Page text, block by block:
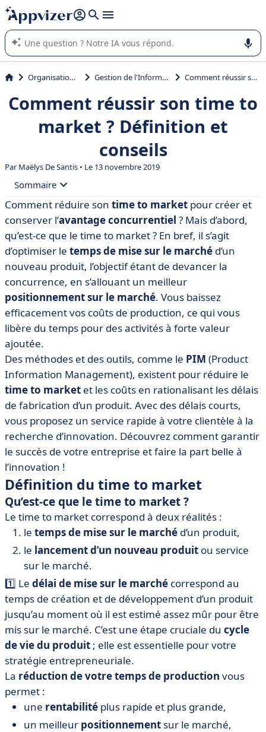
répondre (plusieurs lignes avec
L'IA de Appvizer vous guide dans l'utilisation ou la sélection de
logiciel SaaS en entreprise.
Organisation et planification Gestion de l'Information Produit (GIP ou PIM) Comment réussir son time to market ? Définition et conseils
Comment réussir son time to
market ? Définition et
conseils
ParMaëlys De Santis • Le 13 novembre 2019
Sommaire
• Définition du time to market
• Comment accélérer le time to market ?
• Pourquoi maîtriser l’information produit ?
• Comment réduire le time to market ?
• Quel outil choisir ? Les bénéfices du PIM
• Le time to market, indicateur du succès de votre
Comment réduire son time to market pour créer et
conserver l’avantage concurrentiel ? Mais d’abord,
qu’est-ce que le time to market ? En bref, il s’agit
d’optimiser le temps de mise sur le marché d’un
nouveau produit, l’objectif étant de devancer la
concurrence, en s’allouant un meilleur
positionnement sur le marché. Vous baissez
efficacement vos coûts de production, ce qui vous
libère du temps pour des activités à forte valeur
ajoutée.
Des méthodes et des outils, comme le PIM (Product
Information Management), existent pour réduire le
time to market et les coûts en rationalisant les délais
de fabrication d’un produit. Avec des délais courts,
vous proposez un service rapide à votre clientèle à la
recherche d’innovation. Découvrez comment garantir
le succès de votre entreprise et faire la part belle à
l’innovation !
Définition du time to market
Qu’est-ce que le time to market ?
Le time to market correspond à deux réalités :
le temps de mise sur le marché d’un produit,
le lancement d’un nouveau produit ou service
sur le marché.
1️⃣ Le délai de mise sur le marché correspond au
temps de création et de développement d’un produit
jusqu’au moment où il est estimé assez mûr pour être
mis sur le marché. C’est une étape cruciale du cycle
de vie du produit ; elle est essentielle pour votre
stratégie entrepreneuriale.
La réduction de votre temps de production vous
permet :
une rentabilité plus rapide et plus grande,
un meilleur positionnement sur le marché,